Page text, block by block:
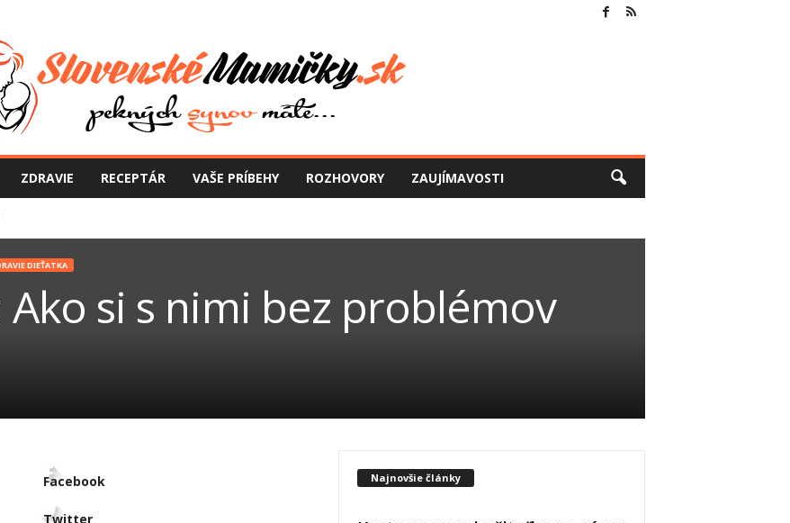
ZDRAVIE RECEPTÁR VAŠE PRÍBEHY ROZHOVORY ZAUJÍMAVOSTI
DIEŤATKA
Ako si s nimi bez problémov
Facebook
Twitter
Najnovšie články